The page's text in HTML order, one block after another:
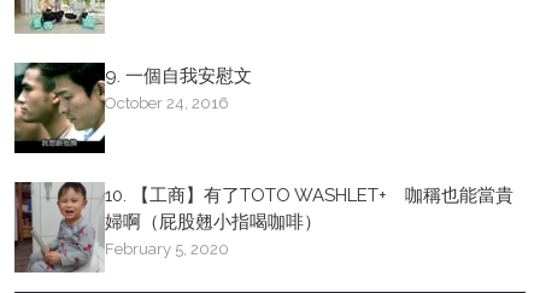
9. 一個自我安慰文
October 24, 2016
10. 【工商】有了TOTO WASHLET+ 咖稱也能當貴
婦啊（屁股翹小指喝咖啡）
February 5, 2020